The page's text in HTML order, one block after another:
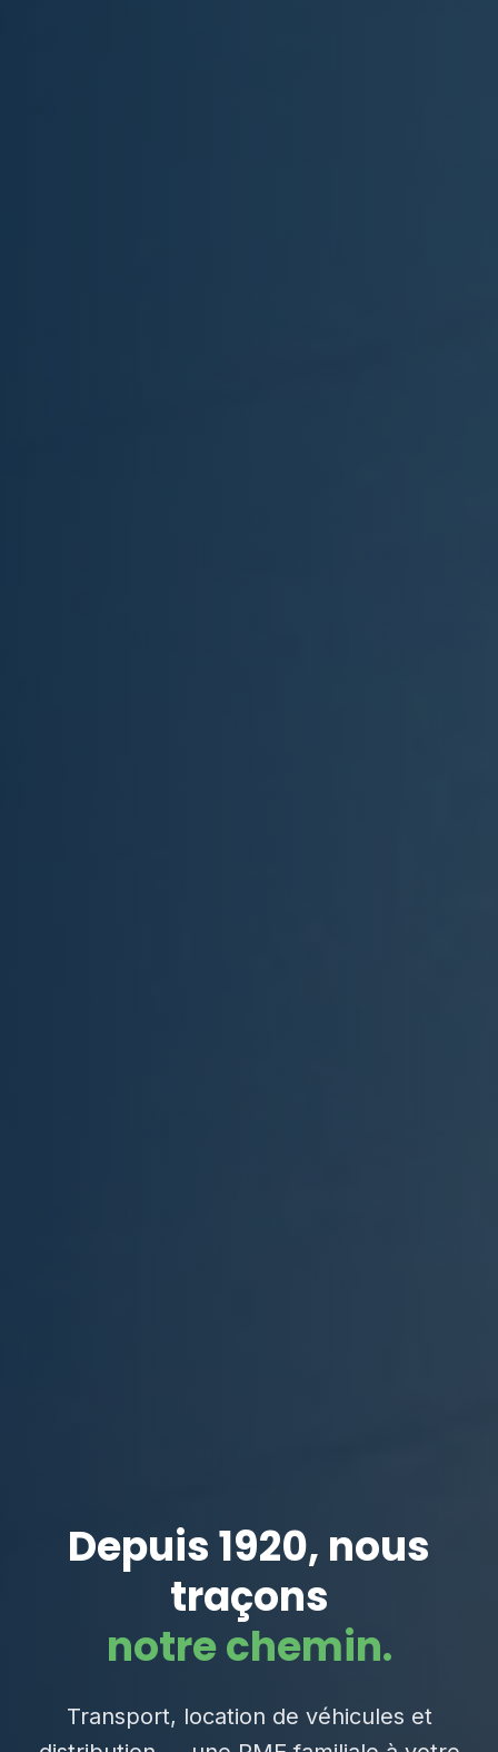
Depuis 1920, nous
traçons
notre chemin.
Transport, location de véhicules et